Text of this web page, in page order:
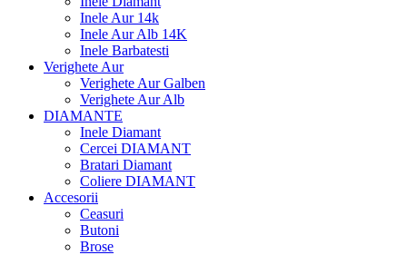
Inele Aur 14k
Inele Aur Alb 14K
Inele Barbatesti
Verighete Aur
Verighete Aur Galben
Verighete Aur Alb
DIAMANTE
Inele Diamant
Cercei DIAMANT
Bratari Diamant
Coliere DIAMANT
Accesorii
Ceasuri
Butoni
Brose